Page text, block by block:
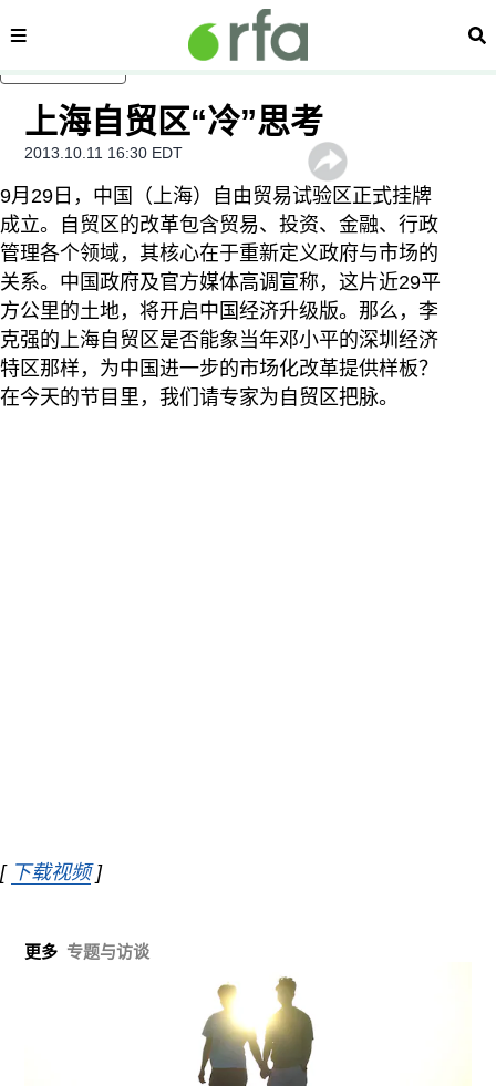
内容分类 搜
上海自贸区“冷”思考
2013.10.11 16:30 EDT
9月29日，中国（上海）自由贸易试验区正式挂牌
成立。自贸区的改革包含贸易、投资、金融、行政
管理各个领域，其核心在于重新定义政府与市场的
关系。中国政府及官方媒体高调宣称，这片近29平
方公里的土地，将开启中国经济升级版。那么，李
克强的上海自贸区是否能象当年邓小平的深圳经济
特区那样，为中国进一步的市场化改革提供样板？
在今天的节目里，我们请专家为自贸区把脉。
[ 下载视频Opens in new window
]
更多 专题与访谈